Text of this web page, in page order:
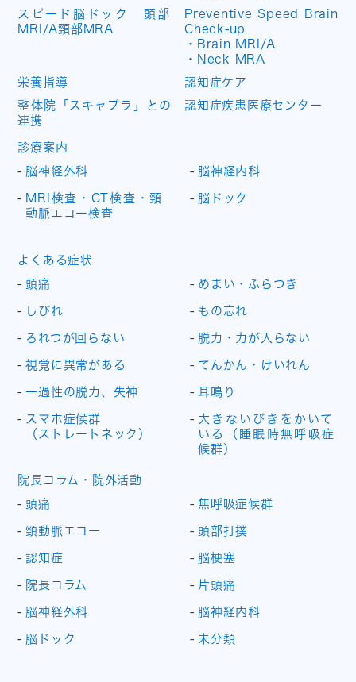
スピード脳ドック 頭部
MRI/A頸部MRA
Preventive Speed Brain
Check-up
・Brain MRI/A
・Neck MRA
栄養指導
認知症ケア
整体院「スキャプラ」との
連携
認知症疾患医療センター
診療案内
脳神経外科
脳神経内科
MRI検査・CT検査・頸
動脈エコー検査
脳ドック
よくある症状
頭痛
めまい・ふらつき
しびれ もの忘れ
ろれつが回らない 脱力・力が入らない
視覚に異常がある てんかん・けいれん
一過性の脱力、失神 耳鳴り
スマホ症候群
（ストレートネック）
大きないびきをかいて
いる（睡眠時無呼吸症
候群）
院長コラム・院外活動
頭痛
無呼吸症候群
頸動脈エコー 頭部打撲
認知症 脳梗塞
院長コラム 片頭痛
脳神経外科 脳神経内科
脳ドック 未分類